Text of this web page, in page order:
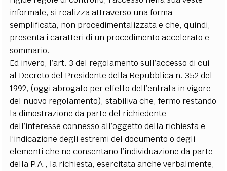
informale, si realizza attraverso una forma
semplificata, non procedimentalizzata e che, quindi,
presenta i caratteri di un procedimento accelerato e
sommario.
Ed invero, l’art. 3 del regolamento sull’accesso di cui
al Decreto del Presidente della Repubblica n. 352 del
1992, (oggi abrogato per effetto dell’entrata in vigore
del nuovo regolamento), stabiliva che, fermo restando
la dimostrazione da parte del richiedente
dell’interesse connesso all’oggetto della richiesta e
l’indicazione degli estremi del documento o degli
elementi che ne consentano l’individuazione da parte
della P.A., la richiesta, esercitata anche verbalmente,